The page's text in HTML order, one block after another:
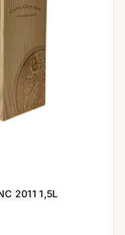
2011 1,5L